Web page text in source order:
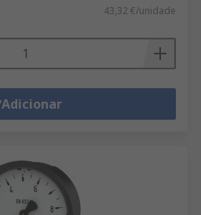
43,32 €/unidade
Adicionar